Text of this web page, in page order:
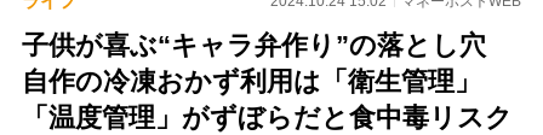
子供が喜ぶ“キャラ弁作り”の落とし穴
自作の冷凍おかず利用は「衛生管理」
「温度管理」がずぼらだと食中毒リスク